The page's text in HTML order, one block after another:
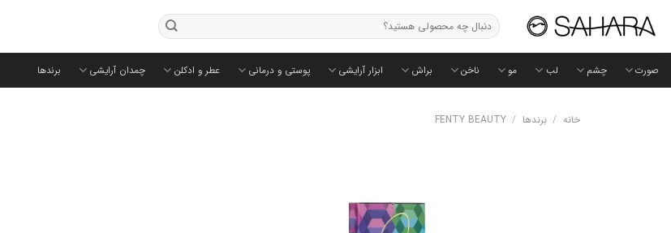
جستجو
برای:
صورت چشم لب مو ناخن براش ابزار آرایشی پوستی و درمانی عطر و ادکلن چمدان آرایشی برندها
خانه / برندها /
FENTY BEAUTY